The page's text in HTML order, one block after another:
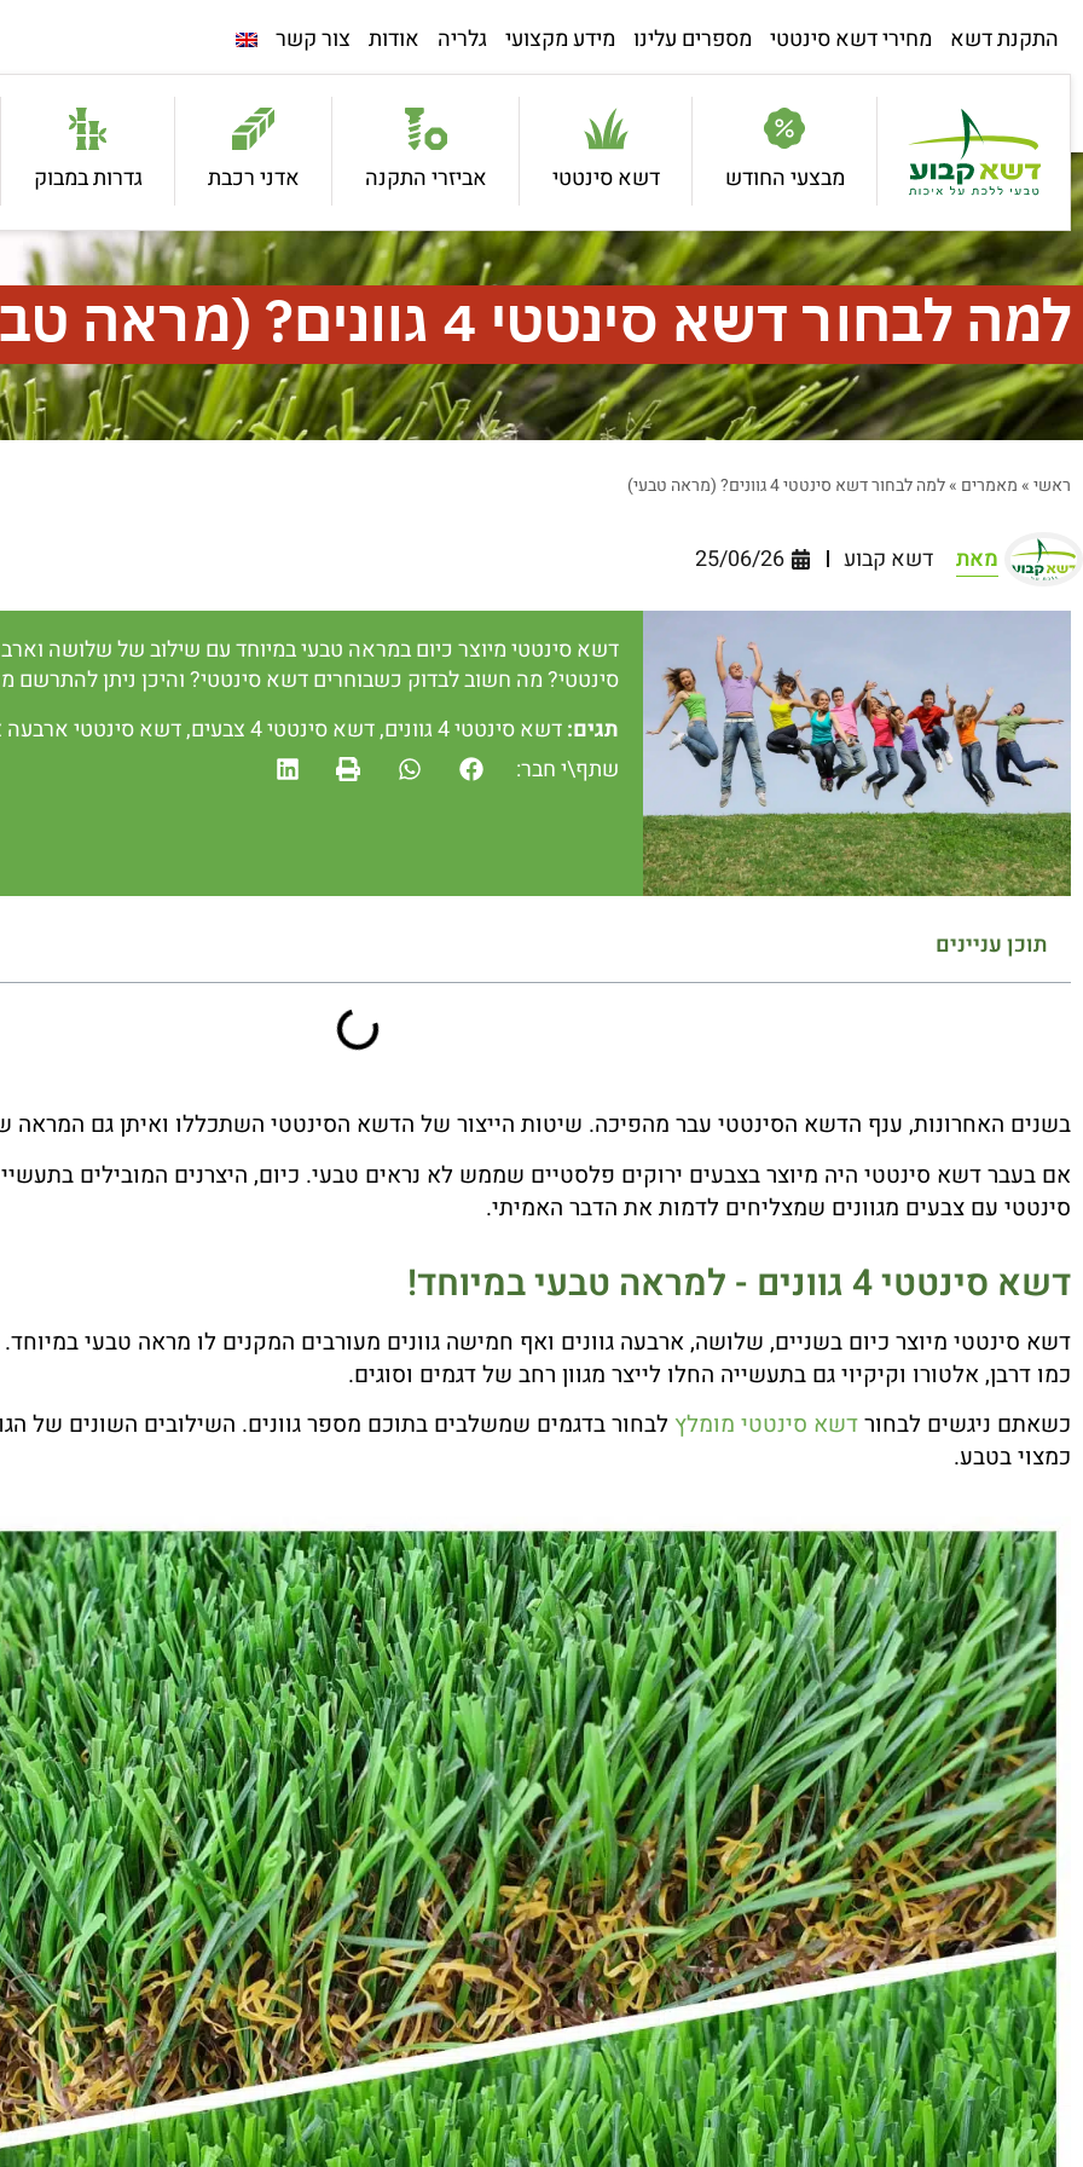
התקנת דשא מחירי דשא סינטטי מספרים עלינו מידע מקצועי גלריה אודות צור קשר
מבצעי החודש דשא סינטטי אביזרי התקנה אדני רכבת גדרות במבוק
למה לבחור דשא סינטטי 4 גוונים? (מראה טבעי)
ראשי»מאמרים »למה לבחור דשא סינטטי 4 גוונים? (מראה טבעי)
מאת דשא קבוע 25/06/26
דשא סינטטי מיוצר כיום במראה טבעי במיוחד עם שילוב של שלושה
סינטטי? מה חשוב לבדוק כשבוחרים דשא סינטטי? והיכן ניתן להתרשם
תגים:דשא סינטטי 4 גוונים ,דשא סינטטי 4 צבעים ,דשא סינטטי ארבעה
שתף\י חבר:
תוכן עניינים
בשנים האחרונות, ענף הדשא הסינטטי עבר מהפיכה. שיטות הייצור של הדשא הסינטטי השתכללו ואיתן גם המראה
אם בעבר דשא סינטטי היה מיוצר בצבעים ירוקים פלסטיים שממש לא נראים טבעי. כיום, היצרנים המובילים
סינטטי עם צבעים מגוונים שמצליחים לדמות את הדבר האמיתי.
דשא סינטטי 4 גוונים - למראה טבעי במיוחד!
דשא סינטטי מיוצר כיום בשניים, שלושה, ארבעה גוונים ואף חמישה גוונים מעורבים המקנים לו מראה טבעי
כמו דרבן, אלטורו וקיקיוי גם בתעשייה החלו לייצר מגוון רחב של דגמים וסוגים.
כשאתם ניגשים לבחורדשא סינטטי מומלץ לבחור בדגמים שמשלבים בתוכם מספר גוונים. השילובים השונים של
כמצוי בטבע.